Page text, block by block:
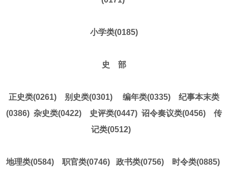
小学类(0185)
史 部
正史类(0261) 别史类(0301) 编年类(0335) 纪事本末类
(0386) 杂史类(0422) 史评类(0447) 诏令奏议类(0456) 传
记类(0512)
地理类(0584) 职官类(0746) 政书类(0756) 时令类(0885)